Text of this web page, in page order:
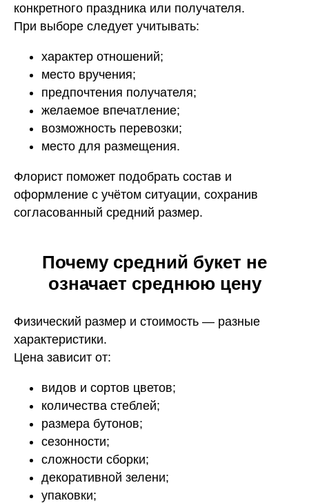
конкретного праздника или получателя.
При выборе следует учитывать:
характер отношений;
место вручения;
предпочтения получателя;
желаемое впечатление;
возможность перевозки;
место для размещения.
Флорист поможет подобрать состав и
оформление с учётом ситуации, сохранив
согласованный средний размер.
Почему средний букет не
означает среднюю цену
Физический размер и стоимость — разные
характеристики.
Цена зависит от:
видов и сортов цветов;
количества стеблей;
размера бутонов;
сезонности;
сложности сборки;
декоративной зелени;
упаковки;